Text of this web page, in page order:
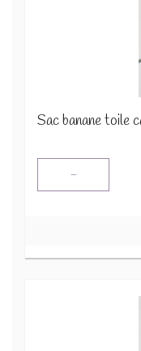
Sac banane toile
-